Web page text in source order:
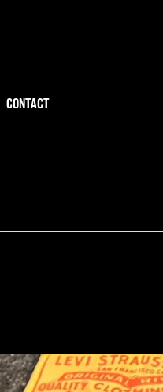
CONTACT